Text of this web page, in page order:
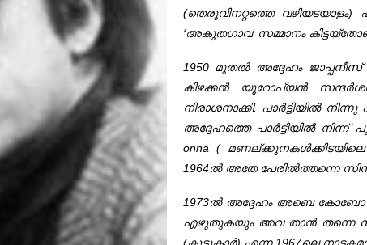
(തെരുവിനറ്റത്തെ
‘അകുതഗാവ’ സമ്മാനം
1950 മുതൽ അദ്ദേഹം
കിഴക്കൻ യൂറോപ്യൻ
നിരാശനാക്കി. പാർട്ടിയിൽ
അദ്ദേഹത്തെ പാർട്ടിയിൽ
onna (
1964ൽ അതേ പേരിൽത്തന്നെ
1973ൽ അദ്ദേഹം അബെ കോബോ
എഴുതുകയും അവ താൻ തന്നെ